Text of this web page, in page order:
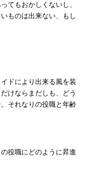
てもおかしくないし、
ものは出来ない、もし
ドにより出来る風を装
けならまだしも、どう
それなりの役職と年齢
役職にどのように昇進